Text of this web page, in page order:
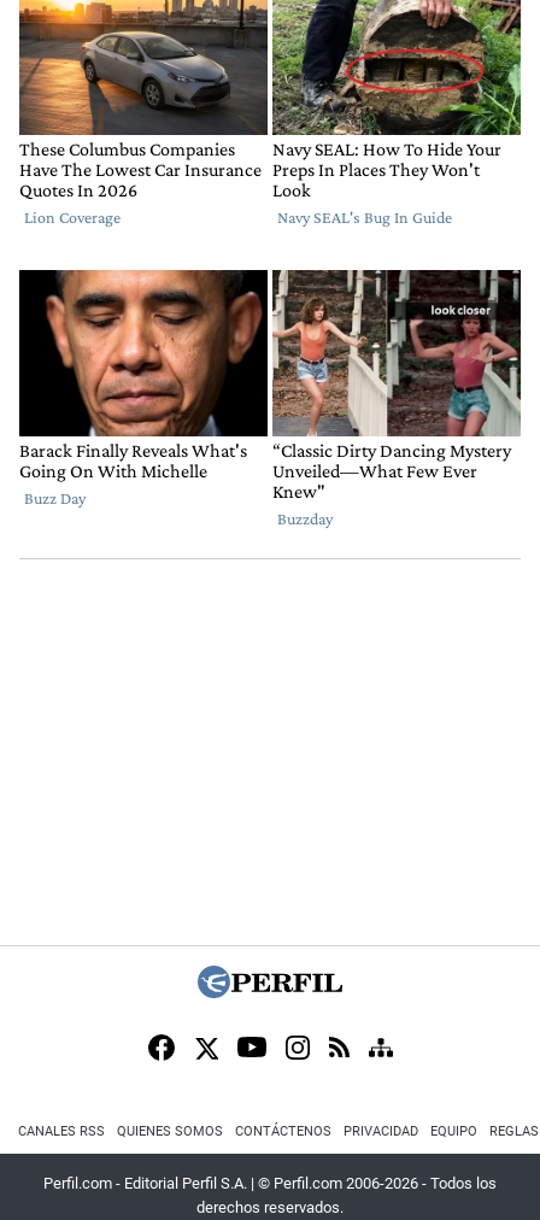
CANALES RSS QUIENES SOMOS CONTÁCTENOS PRIVACIDAD EQUIPO
Perfil.com - Editorial Perfil S.A. | © Perfil.com 2006-2026 - Todos los
derechos reservados.